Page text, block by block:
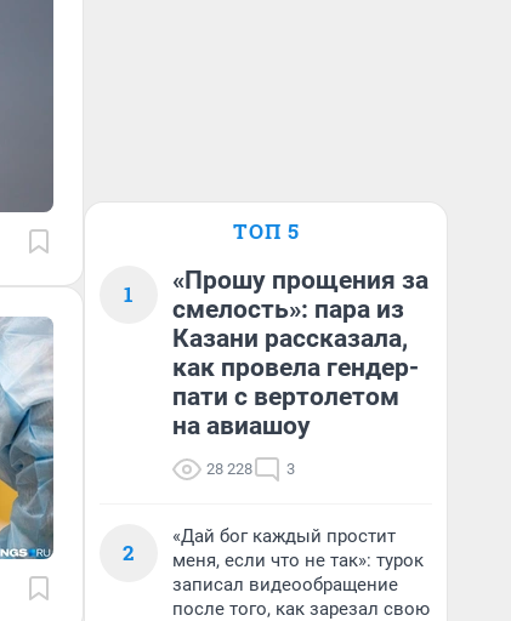
ТОП 5
1
«Прошу прощения за
смелость»: пара из
Казани рассказала,
как провела гендер-
пати с вертолетом
на авиашоу
28 228 3
2
«Дай бог каждый простит
меня, если что не так»: турок
записал видеообращение
после того, как зарезал свою